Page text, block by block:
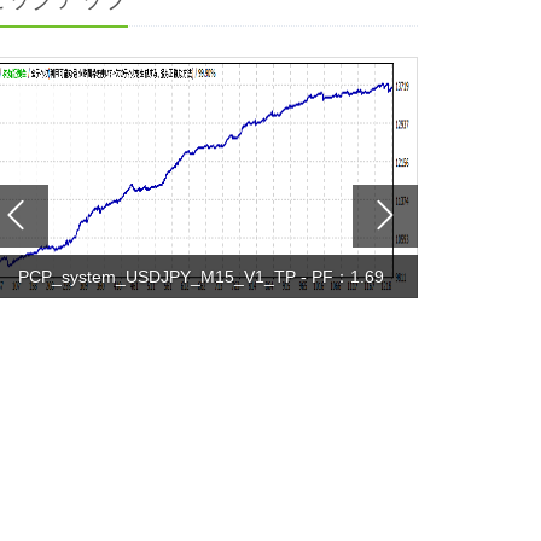
PCP_system_USDJPY_M15_V1_TP - PF：1.69